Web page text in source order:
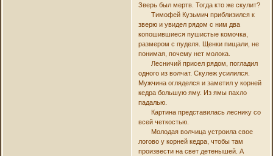
Зверь был мертв. Тогда кто же скулит?
Тимофей Кузьмич приблизился к
зверю и увидел рядом с ним два
копошившиеся пушистые комочка,
размером с пуделя. Щенки пищали, не
понимая, почему нет молока.
Лесничий присел рядом, погладил
одного из волчат. Скулеж усилился.
Мужчина огляделся и заметил у корней
кедра большую яму. Из ямы пахло
падалью.
Картина представилась леснику со
всей четкостью.
Молодая волчица устроила свое
логово у корней кедра, чтобы там
произвести на свет детенышей. А